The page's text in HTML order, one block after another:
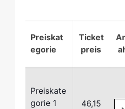
Preiskat
egorie
Ticket
preis
Preiskate
gorie 1
46,15